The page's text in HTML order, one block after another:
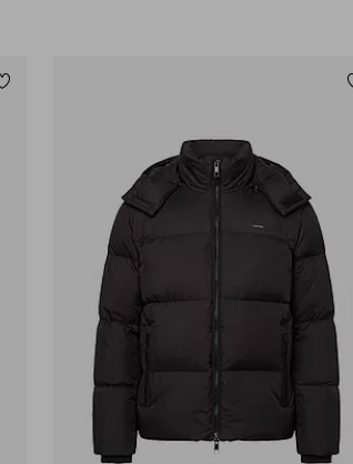
Tilføj til favoritter